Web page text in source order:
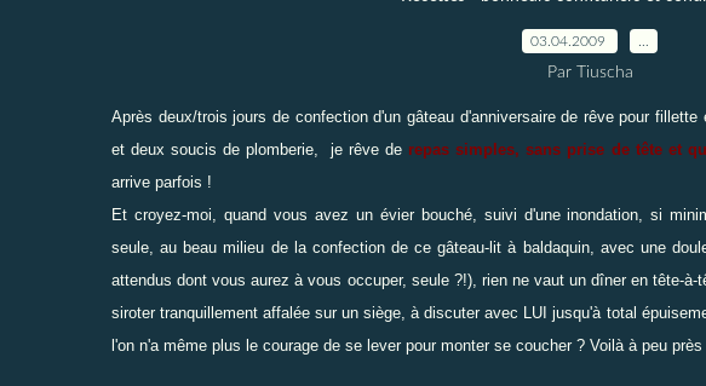
03.04.2009
Par Tiuscha
Après deux/trois jours de confection d'un gâteau d'anniversaire de rêve pour
et deux soucis de plomberie, je rêve de repas simples, sans prise de tête et
arrive parfois !
Et croyez-moi, quand vous avez un évier bouché, suivi d'une inondation, si
seule, au beau milieu de la confection dece gâteau-lit à baldaquin, avec une
attendus dont vous aurez à vous occuper, seule ?!), rien ne vaut un dîner en tête-
siroter tranquillement affalée sur un siège, à discuter avec LUI jusqu'à total
l'on n'a même plus le courage de se lever pour monter se coucher ? Voilà à peu près